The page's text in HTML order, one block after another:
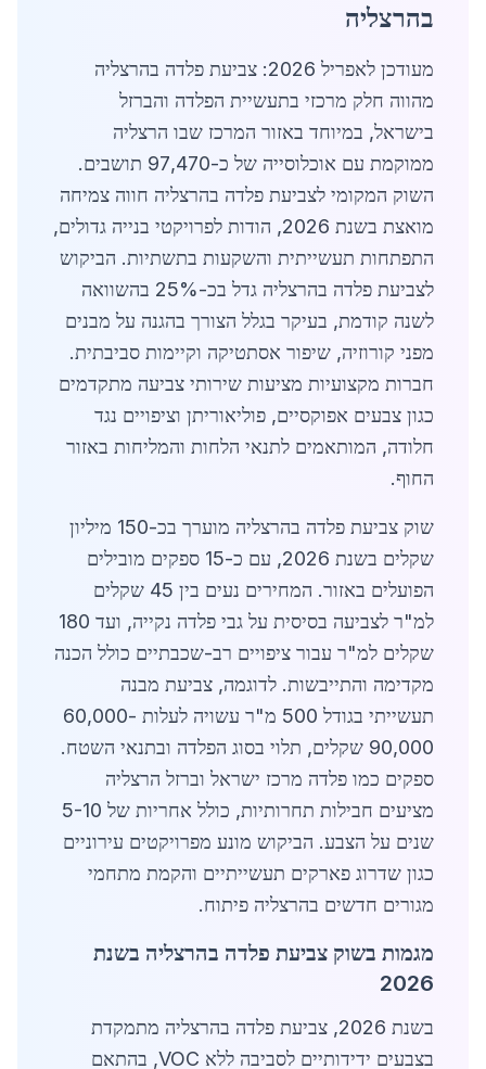
בהרצליה
מעודכן לאפריל 2026: צביעת פלדה בהרצליה
מהווה חלק מרכזי בתעשיית הפלדה והברזל
בישראל, במיוחד באזור המרכז שבו הרצליה
ממוקמת עם אוכלוסייה של כ-97,470 תושבים.
השוק המקומי לצביעת פלדה בהרצליה חווה צמיחה
מואצת בשנת 2026, הודות לפרויקטי בנייה גדולים,
התפתחות תעשייתית והשקעות בתשתיות. הביקוש
לצביעת פלדה בהרצליה גדל בכ-25% בהשוואה
לשנה קודמת, בעיקר בגלל הצורך בהגנה על מבנים
מפני קורוזיה, שיפור אסתטיקה וקיימות סביבתית.
חברות מקצועיות מציעות שירותי צביעה מתקדמים
כגון צבעים אפוקסיים, פוליאוריתן וציפויים נגד
חלודה, המותאמים לתנאי הלחות והמליחות באזור
החוף.
שוק צביעת פלדה בהרצליה מוערך בכ-150 מיליון
שקלים בשנת 2026, עם כ-15 ספקים מובילים
הפועלים באזור. המחירים נעים בין 45 שקלים
למ"ר לצביעה בסיסית על גבי פלדה נקייה, ועד 180
שקלים למ"ר עבור ציפויים רב-שכבתיים כולל הכנה
מקדימה והתייבשות. לדוגמה, צביעת מבנה
תעשייתי בגודל 500 מ"ר עשויה לעלות 60,000-
90,000 שקלים, תלוי בסוג הפלדה ובתנאי השטח.
ספקים כמו פלדה מרכז ישראל וברזל הרצליה
מציעים חבילות תחרותיות, כולל אחריות של 5-10
שנים על הצבע. הביקוש מונע מפרויקטים עירוניים
כגון שדרוג פארקים תעשייתיים והקמת מתחמי
מגורים חדשים בהרצליה פיתוח.
מגמות בשוק צביעת פלדה בהרצליה בשנת
2026
בשנת 2026, צביעת פלדה בהרצליה מתמקדת
בצבעים ידידותיים לסביבה ללא VOC, בהתאם